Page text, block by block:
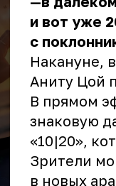
и вот уже
с
Накануне,
Аниту Цой
В прямом
знаковую
«10|20»,
Зрители
в новых